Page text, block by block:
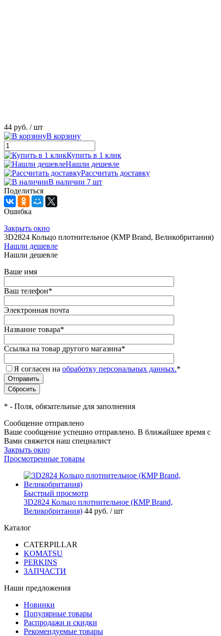
44 руб. / шт
В корзину
Купить в 1 клик
Нашли дешевле
Рассчитать доставку
В наличии 7 шт
Поделиться
Ошибка
Закрыть окно
3D2824 Кольцо плотнительное (КMP Brand, Великобритания)
Нашли дешевле
Нашли дешевле
Ваше имя
Ваш телефон*
Электронная почта
Название товара*
Ссылка на товар другого магазина*
Я согласен на обработку персональных данных.*
* - Поля, обязательные для заполнения
Сообщение отправлено
Ваше сообщение успешно отправлено. В ближайшее время с
Вами свяжется наш специалист
Закрыть окно
Просмотренные товары
Быстрый просмотр
3D2824 Кольцо плотнительное (КMP Brand,
Великобритания) 44 руб. / шт
Каталог
CATERPILLAR
KOMATSU
PERKINS
ЗАПЧАСТИ
Наши предложения
Новинки
Популярные товары
Распродажи и скидки
Рекомендуемые товары